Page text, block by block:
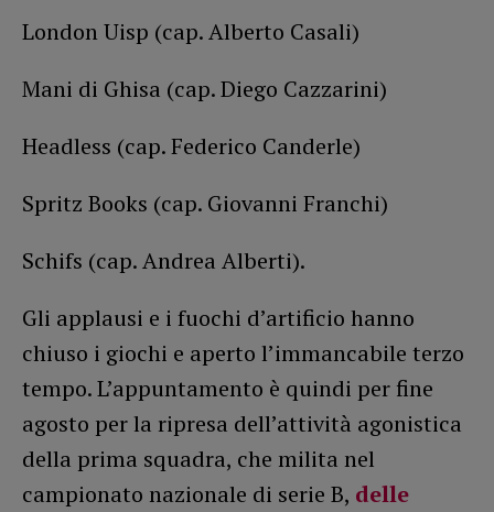
London Uisp (cap. Alberto Casali)
Mani di Ghisa (cap. Diego Cazzarini)
Headless (cap. Federico Canderle)
Spritz Books (cap. Giovanni Franchi)
Schifs (cap. Andrea Alberti).
Gli applausi e i fuochi d’artificio hanno
chiuso i giochi e aperto l’immancabile terzo
tempo. L’appuntamento è quindi per fine
agosto per la ripresa dell’attività agonistica
della prima squadra, che milita nel
campionato nazionale di serie B, delle